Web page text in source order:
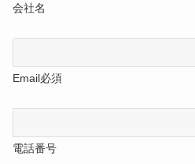
会社名
Email必須
電話番号